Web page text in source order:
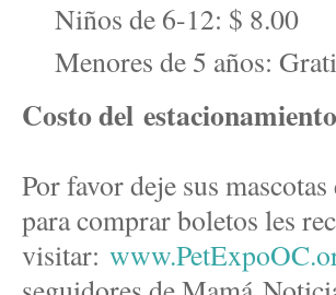
Niños de 6-12: $ 8.00
Menores de 5 años:
Costo del
Por favor deje sus
para comprar boletos les
visitar: